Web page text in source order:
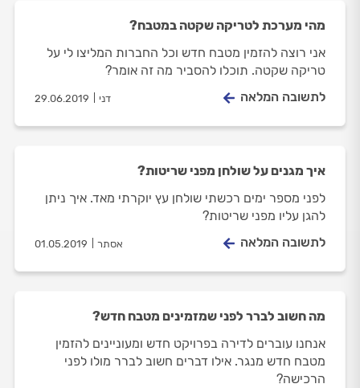
מהי מערכת לטריקה שקטה במטבח?
אני רוצה להזמין מטבח חדש וכל החברות המליצו לי על
טריקה שקטה. תוכלו להסביר מה זה אומר?
דני 29.06.2019 לתשובה המלאה
איך מגנים על שולחן מפני שריטות?
לפני מספר ימים רכשתי שולחן עץ יוקרתי מאד. איך ניתן
להגן עליו מפני שריטות?
אסתר 01.05.2019 לתשובה המלאה
מה חשוב לברר לפני שמזמינים מטבח חדש?
אנחנו עוברים לדירה בפרויקט חדש ומעוניינים להזמין
מטבח חדש מנגר. אילו דברים חשוב לברר מולו לפני
הרכישה?